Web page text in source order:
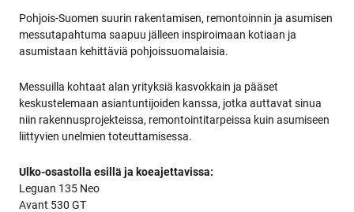
Pohjois-Suomen suurin rakentamisen, remontoinnin ja asumisen
messutapahtuma saapuu jälleen inspiroimaan kotiaan ja
asumistaan kehittäviä pohjoissuomalaisia.
Messuilla kohtaat alan yrityksiä kasvokkain ja pääset
keskustelemaan asiantuntijoiden kanssa, jotka auttavat sinua
niin rakennusprojekteissa, remontointitarpeissa kuin asumiseen
liittyvien unelmien toteuttamisessa.
Ulko-osastolla esillä ja koeajettavissa:
Leguan 135 Neo
Avant 530 GT